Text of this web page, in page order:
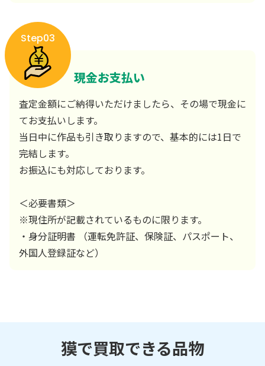
Step03
現金お支払い
査定金額にご納得いただけましたら、その場で現金に
てお支払いします。
当日中に作品も引き取りますので、基本的には1日で
完結します。
お振込にも対応しております。
＜必要書類＞
※現住所が記載されているものに限ります。
・身分証明書 （運転免許証、保険証、パスポート、
外国人登録証など）
獏で買取できる品物